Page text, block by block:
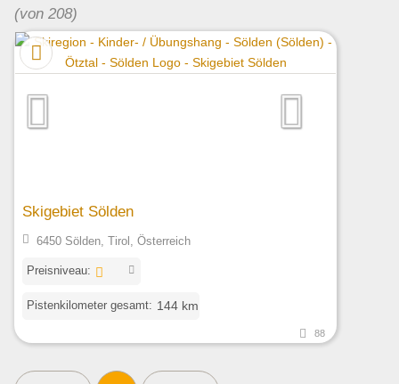
(von 208)
Skigebiet Sölden
6450 Sölden, Tirol, Österreich
Preisniveau:
Pistenkilometer gesamt: 144 km
88